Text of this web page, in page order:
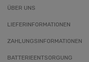
ÜBER UNS
LIEFERINFORMATIONEN
ZAHLUNGSINFORMATIONEN
BATTERIEENTSORGUNG